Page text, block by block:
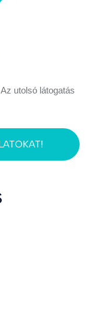
utolsó látogatás